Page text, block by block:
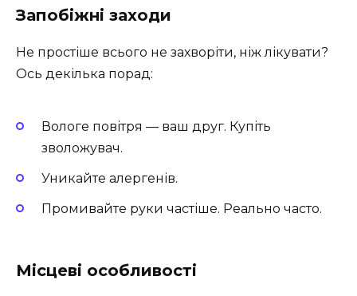
Запобіжні заходи
Не простіше всього не захворіти, ніж лікувати?
Ось декілька порад:
Вологе повітря — ваш друг. Купіть
зволожувач.
Уникайте алергенів.
Промивайте руки частіше. Реально часто.
Місцеві особливості